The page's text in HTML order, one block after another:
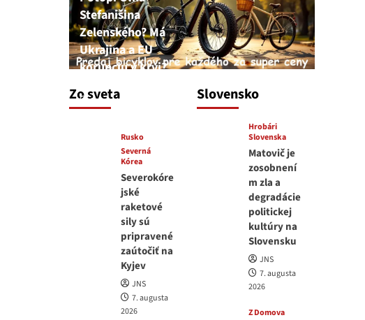
Zo sveta
Stefanišina
Zelenského? Má
Ukrajina a EU
korupciu v krvi?
7. augusta 2026
Rusko
Severná
Kórea
Severokóre
jské
raketové
sily sú
pripravené
zaútočiť na
Kyjev
JNS
7. augusta
2026
Slovensko
Hrobári
Slovenska
Matovič je
zosobnení
m zla a
degradácie
politickej
kultúry na
Slovensku
JNS
7. augusta
2026
Z Domova